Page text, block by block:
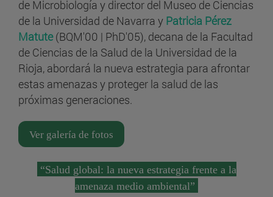
de Microbiología y director del Museo de Ciencias
de la Universidad de Navarra y Patricia Pérez
Matute(BQM'00 | PhD'05), decana de la Facultad
de Ciencias de la Salud de la Universidad de la
Rioja, abordará la nueva estrategia para afrontar
estas amenazas y proteger la salud de las
próximas generaciones.
Ver galería de fotos
“Salud global: la nueva estrategia frente a la
amenaza medio ambiental”